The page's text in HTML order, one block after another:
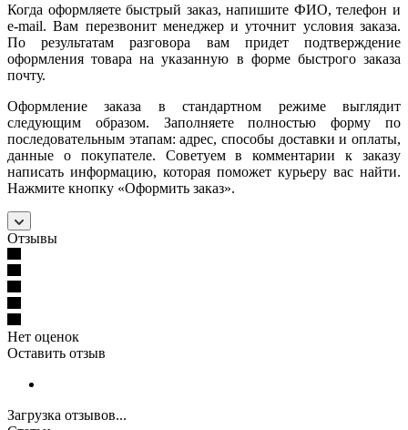
Когда оформляете быстрый заказ, напишите ФИО, телефон и
e-mail. Вам перезвонит менеджер и уточнит условия заказа.
По результатам разговора вам придет подтверждение
оформления товара на указанную в форме быстрого заказа
почту.
Оформление заказа в стандартном режиме выглядит
следующим образом. Заполняете полностью форму по
последовательным этапам: адрес, способы доставки и оплаты,
данные о покупателе. Советуем в комментарии к заказу
написать информацию, которая поможет курьеру вас найти.
Нажмите кнопку «Оформить заказ».
Отзывы
Нет оценок
Оставить отзыв
Загрузка отзывов...